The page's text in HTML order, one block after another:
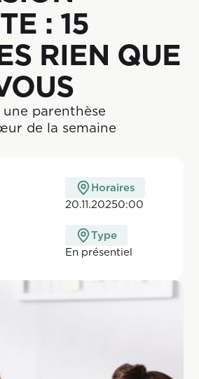
: 15
RIEN QUE
parenthèse
de la semaine
Horaires
20.11.20250:00
Type
En